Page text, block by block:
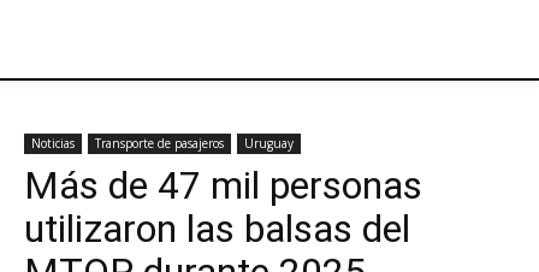
Noticias Transporte de pasajeros Uruguay
Más de 47 mil personas
utilizaron las balsas del